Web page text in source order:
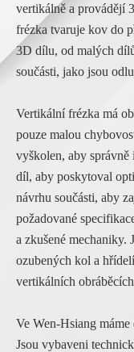
vertikálně a provádějí
frézka tvaruje kov do
3D dílu, od malých
součásti, jako jsou
Vertikální frézka má
pouze malou
vyškolen, aby
díl, aby poskytoval
návrhu součásti, aby
požadované
a zkušené mechaniky.
ozubených kol a
vertikálních
Ve Wen-Hsiang
Jsou vybaveni